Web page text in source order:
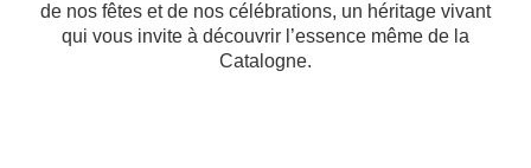
de nos fêtes et de nos célébrations, un héritage vivant
qui vous invite à découvrir l’essence même de la
Catalogne.